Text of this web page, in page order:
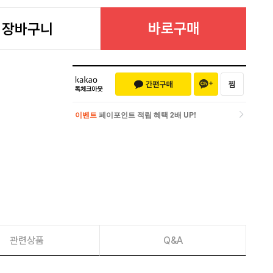
장바구니 바로구매
이벤트 페이포인트 적립 혜택 2배 UP!
관련상품 Q&A